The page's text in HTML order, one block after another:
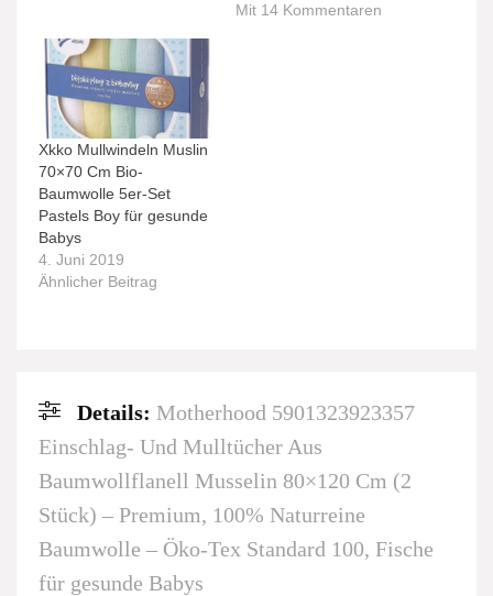
Mit 14 Kommentaren
Xkko Mullwindeln Muslin
70×70 Cm Bio-
Baumwolle 5er-Set
Pastels Boy für gesunde
Babys
4. Juni 2019
Ähnlicher Beitrag
Details: Motherhood 5901323923357
Einschlag- Und Mulltücher Aus
Baumwollflanell Musselin 80×120 Cm (2
Stück) – Premium, 100% Naturreine
Baumwolle – Öko-Tex Standard 100, Fische
für gesunde Babys